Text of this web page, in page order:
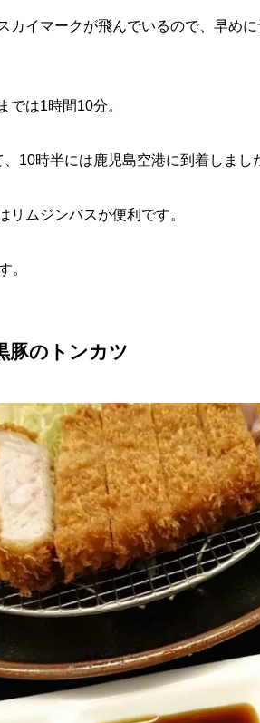
カイマークが飛んでいるので、早め
では1時間10分。
10時半には鹿児島空港に到着しまし
リムジンバスが便利です。
。
豚のトンカツ